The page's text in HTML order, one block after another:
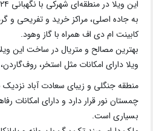
به جاده اصلی، مراکز خرید و تفریحی و
کابینت ام دی اف همراه با گاز وهود.
بهترین مصالح و متریال در ساخت این
ویلا دارای امکانات مثل استخر،
منطقه جنگلی و زیبای سعادت آباد
چمستان نور قرار دارد و دارای امکانات
بسیاری است.